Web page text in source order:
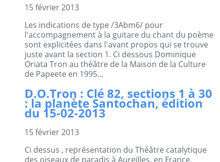
15 février 2013
Les indications de type /3Abm6/ pour
l'accompagnement à la guitare du chant du poème
sont explicitées dans l'avant propos qui se trouve
juste avant la section 1. Ci dessous Dominique
Oriata Tron au théâtre de la Maison de la Culture
de Papeete en 1995...
D.O.Tron : Clé 82, sections 1 à 30
: la planète Santochan, édition
du 15-02-2013
15 février 2013
Ci dessus , représentation du Théâtre catalytique
des oiseaux de paradis à Aureilles, en France,